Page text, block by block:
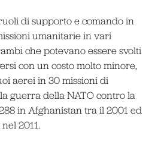
di supporto e comando in
umanitarie in vari
che potevano essere svolti
con un costo molto minore,
aerei in 30 missioni di
guerra della NATO contro la
in Afghanistan tra il 2001 ed
2011.